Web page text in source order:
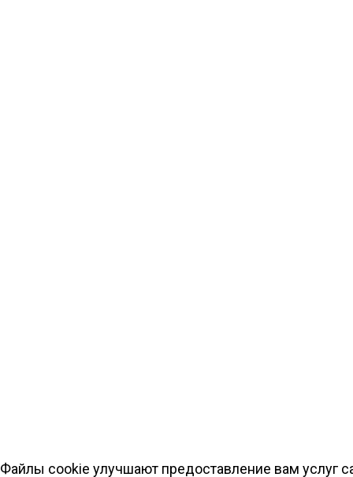
Файлы cookie улучшают предоставление вам услуг